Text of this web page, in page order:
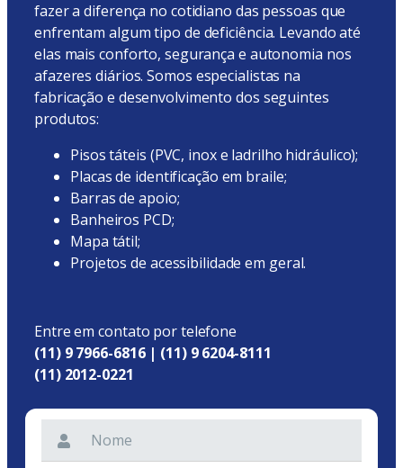
fazer a diferença no cotidiano das pessoas que
enfrentam algum tipo de deficiência. Levando até
elas mais conforto, segurança e autonomia nos
afazeres diários.Somos especialistas na
fabricação e desenvolvimento dos seguintes
produtos:
Pisos táteis (PVC, inox e ladrilho hidráulico);
Placas de identificação em braile;
Barras de apoio;
Banheiros PCD;
Mapa tátil;
Projetos de acessibilidade em geral.
Entre em contato por telefone
(11) 9 7966-6816 | (11) 9 6204-8111
(11) 2012-0221